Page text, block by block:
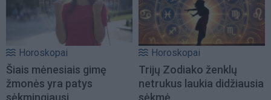
Horoskopai
Šiais mėnesiais gimę
žmonės yra patys
sėkmingiausi
Horoskopai
Trijų Zodiako ženklų
netrukus laukia didžiausia
sėkmė